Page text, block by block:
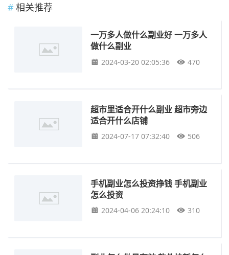
相关推荐
一万多人做什么副业好 一万多人
做什么副业
2024-03-20 02:05:36 470
超市里适合开什么副业 超市旁边
适合开什么店铺
2024-07-17 07:32:40 506
手机副业怎么投资挣钱 手机副业
怎么投资
2024-04-06 20:24:10 310